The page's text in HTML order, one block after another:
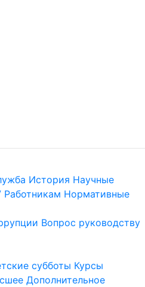
История Научные
Работникам Нормативные
Вопрос руководству
субботы Курсы
Дополнительное